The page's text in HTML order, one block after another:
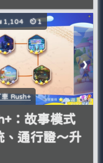
1,104 1
車 Rush+
：故事模式
、通行證～升